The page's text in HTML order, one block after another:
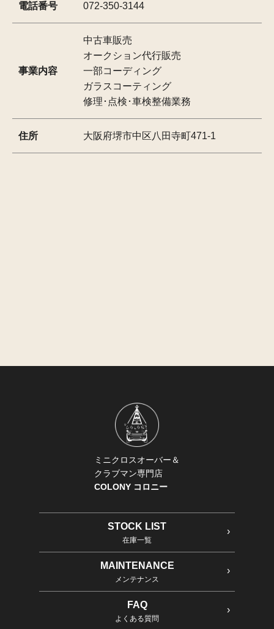
電話番号 072-350-3144
事業内容
中古車販売
オークション代行販売
一部コーディング
ガラスコーティング
修理･点検･車検整備業務
住所 大阪府堺市中区八田寺町471-1
ミニクロスオーバー＆
クラブマン専門店
COLONY コロニー
STOCK LIST
在庫一覧
MAINTENANCE
メンテナンス
FAQ
よくある質問